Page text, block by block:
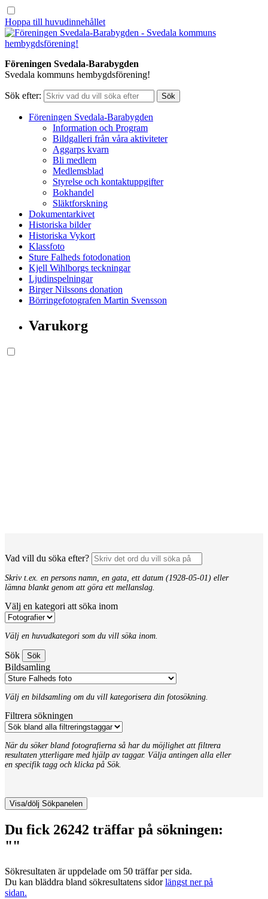
Hoppa till huvudinnehållet
Föreningen Svedala-Barabygden
Svedala kommuns hembygdsförening!
Sök efter:
Föreningen Svedala-Barabygden
Information och Program
Bildgalleri från våra aktiviteter
Aggarps kvarn
Bli medlem
Medlemsblad
Styrelse och kontaktuppgifter
Bokhandel
Släktforskning
Dokumentarkivet
Historiska bilder
Historiska Vykort
Klassfoto
Sture Falheds fotodonation
Kjell Wihlborgs teckningar
Ljudinspelningar
Birger Nilssons donation
Börringefotografen Martin Svensson
Varukorg
Vad vill du söka efter?
Skriv t.ex. en persons namn, en gata, ett datum (1928-05-01) eller
lämna blankt genom att göra ett mellanslag.
Välj en kategori att söka inom
Välj en huvudkategori som du vill söka inom.
Sök
Bildsamling
Välj en bildsamling om du vill kategorisera din fotosökning.
Filtrera sökningen
När du söker bland fotografierna så har du möjlighet att filtrera
resultaten ytterligare med hjälp av taggar. Välja antingen alla eller
en specifik tagg och klicka på Sök.
Visa/dölj Sökpanelen
Du fick 26242 träffar på sökningen:
""
Sökresultaten är uppdelade om 50 träffar per sida.
Du kan bläddra bland sökresultatens sidorlängst ner på
sidan.